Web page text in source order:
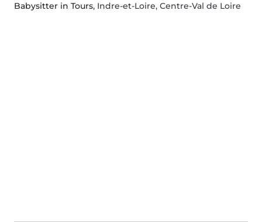
Babysitter in Tours, Indre-et-Loire, Centre-Val de Loire